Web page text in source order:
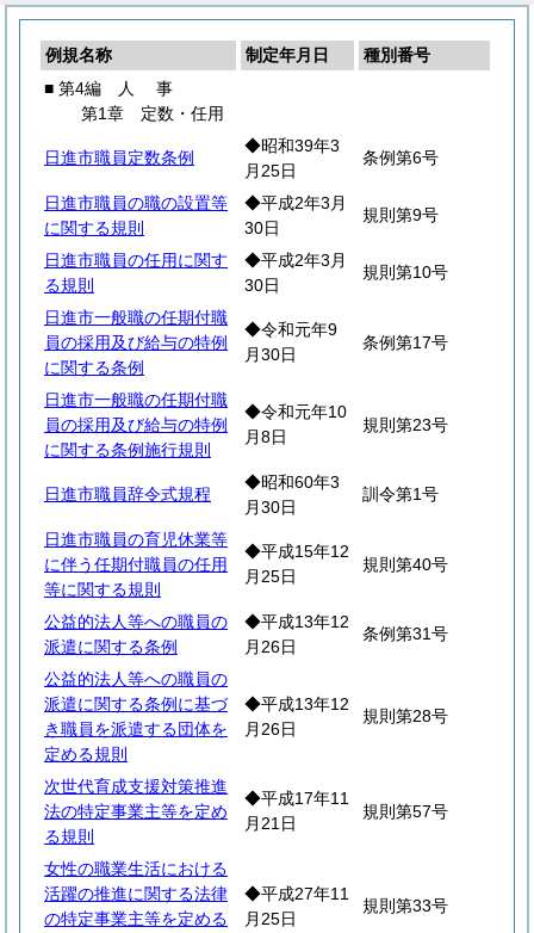
例規名称 制定年月日
種別番号
■ 第4編
人 事
第1章 定数・任用
日進市職員定数条例
◆昭和39年3
月25日
条例第6号
日進市職員の職の設置等
に関する規則
◆平成2年3月
30日
規則第9号
日進市職員の任用に関す
る規則
◆平成2年3月
30日
規則第10号
日進市一般職の任期付職
員の採用及び給与の特例
に関する条例
◆令和元年9
月30日
条例第17号
日進市一般職の任期付職
員の採用及び給与の特例
に関する条例施行規則
◆令和元年10
月8日
規則第23号
日進市職員辞令式規程
◆昭和60年3
月30日
訓令第1号
日進市職員の育児休業等
に伴う任期付職員の任用
等に関する規則
◆平成15年12
月25日
規則第40号
公益的法人等への職員の
派遣に関する条例
◆平成13年12
月26日
条例第31号
公益的法人等への職員の
派遣に関する条例に基づ
き職員を派遣する団体を
定める規則
◆平成13年12
月26日
規則第28号
次世代育成支援対策推進
法の特定事業主等を定め
る規則
◆平成17年11
月21日
規則第57号
女性の職業生活における
活躍の推進に関する法律
の特定事業主等を定める
◆平成27年11
月25日
規則第33号